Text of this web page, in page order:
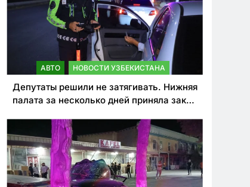
АВТО НОВОСТИ УЗБЕКИСТАНА
Депутаты решили не затягивать. Нижняя
палата за несколько дней приняла закон
нарушителей ПДД